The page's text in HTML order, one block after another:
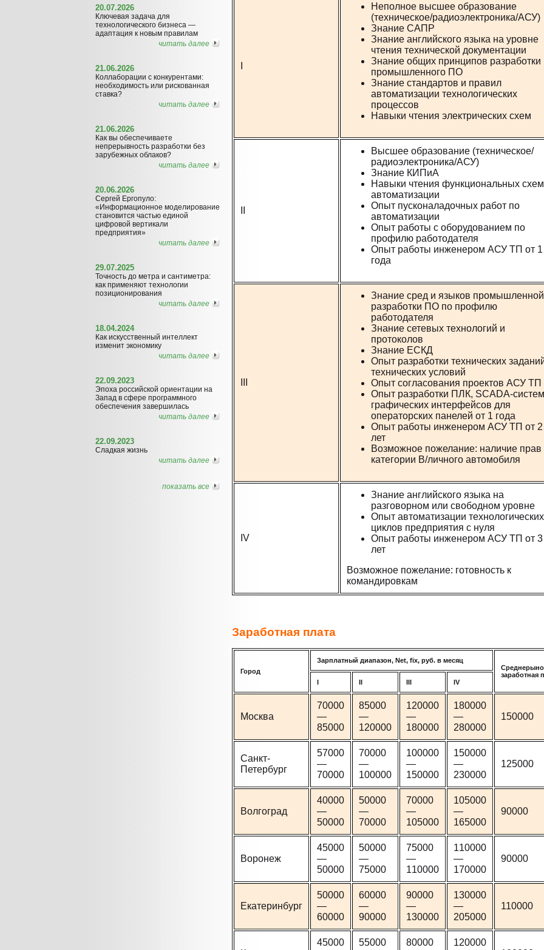
20.07.2026
Ключевая задача для
технологического бизнеса —
адаптация к новым правилам
читать далее
21.06.2026
Коллаборации с конкурентами:
необходимость или рискованная
ставка?
читать далее
21.06.2026
Как вы обеспечиваете
непрерывность разработки без
зарубежных облаков?
читать далее
20.06.2026
Сергей Ергопуло:
«Информационное моделирование
становится частью единой
цифровой вертикали
предприятия»
читать далее
29.07.2025
Точность до метра и сантиметра:
как применяют технологии
позиционирования
читать далее
18.04.2024
Как искусственный интеллект
изменит экономику
читать далее
22.09.2023
Эпоха российской ориентации на
Запад в сфере программного
обеспечения завершилась
читать далее
22.09.2023
Сладкая жизнь
читать далее
показать все
Неполное высшее образование
(техническое/радиоэлектроника/АСУ)
Знание САПР
Знание английского языка на уровне
чтения технической документации
Знание общих принципов разработки
промышленного ПО
Знание стандартов и правил
автоматизации технологических
процессов
Навыки чтения электрических схем
Высшее образование (техническое/
радиоэлектроника/АСУ)
Знание КИПиА
Навыки чтения функциональных схем
автоматизации
Опыт пусконаладочных работ по
автоматизации
Опыт работы с оборудованием по
профилю работодателя
Опыт работы инженером АСУ ТП от 1
года
Знание сред и языков промышленной
разработки ПО по профилю
работодателя
Знание сетевых технологий и
протоколов
Знание ЕСКД
Опыт разработки технических
технических условий
Опыт согласования проектов АСУ ТП
Опыт разработки ПЛК, SCADA-
графических интерфейсов для
операторских панелей от 1 года
Опыт работы инженером АСУ ТП от 2
лет
Возможное пожелание: наличие прав
категории В/личного автомобиля
IV
Знание английского языка на
разговорном или свободном уровне
Опыт автоматизации технологических
циклов предприятия с нуля
Опыт работы инженером АСУ ТП от 3
лет
Возможное пожелание: готовность к
командировкам
Заработная плата
Город
Зарплатный диапазон, Net, fix, руб. в месяц
заработная
I
II III IV
Москва
70000
—
85000
85000
—
120000
120000
—
180000
180000
—
280000
150000
Санкт-
Петербург
57000
—
70000
70000
—
100000
100000
—
150000
150000
—
230000
125000
Волгоград
40000
—
50000
50000
—
70000
70000
—
105000
105000
—
165000
90000
Воронеж
45000
—
50000
50000
—
75000
75000
—
110000
110000
—
170000
90000
Екатеринбург
50000
—
60000
60000
—
90000
90000
—
130000
130000
—
205000
110000
45000
55000
80000
120000